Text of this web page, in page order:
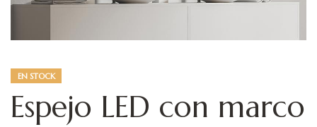
EN STOCK
Espejo LED con marco